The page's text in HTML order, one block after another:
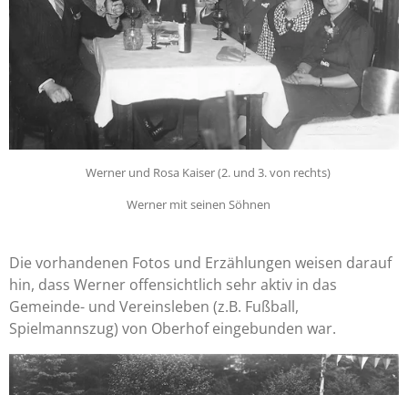
Werner und Rosa Kaiser (2. und 3. von rechts)
Werner mit seinen Söhnen
Die vorhandenen Fotos und Erzählungen weisen darauf
hin, dass Werner offensichtlich sehr aktiv in das
Gemeinde- und Vereinsleben (z.B. Fußball,
Spielmannszug) von Oberhof eingebunden war.